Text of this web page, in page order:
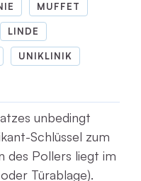
MUFFET
LINDE
UNIKLINIK
unbedingt
Schlüssel zum
des Pollers liegt im
Türablage).